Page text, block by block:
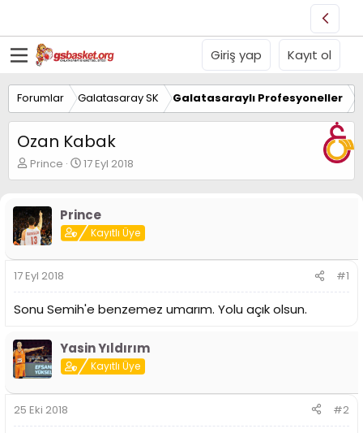
Giriş yap Kayıt ol
Forumlar Galatasaray SK Galatasaraylı Profesyoneller
Ozan Kabak
K
o
u
y
u
B
a
ş
l
a
a
n
Prince
B
a
a
n
ı
t
a
h
i
17 Eyl 2018
Prince
Kayıtlı Üye
17 Eyl 2018 #1
Sonu Semih'e benzemez umarım. Yolu açık olsun.
Yasin Yıldırım
Kayıtlı Üye
25 Eki 2018 #2